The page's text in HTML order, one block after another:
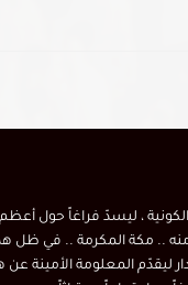
، ليسدّ فراغاً حول
.. مكة المكرمة .. في ظل
ليقدّم المعلومة الأمينة عن